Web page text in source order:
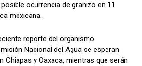
ocurrencia de granizo en 11
mexicana.
reporte del organismo
Nacional del Agua se esperan
Chiapas y Oaxaca, mientras que serán